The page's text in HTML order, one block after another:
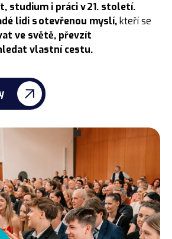
studium i práci v 21. století.
lidi s otevřenou myslí, kteří se
ve světě, převzít
vlastní cestu.